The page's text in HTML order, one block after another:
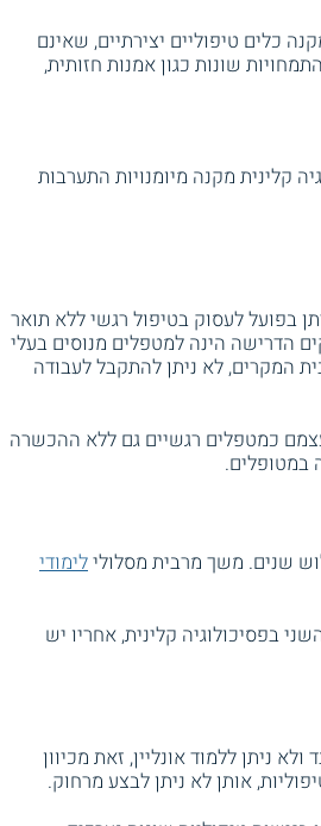
כלים טיפוליים יצירתיים, שאינם
שונות כגון אמנות חזותית,
קלינית מקנה מיומנויות התערבות
בפועל לעסוק בטיפול רגשי ללא תואר
הדרישה הינה למטפלים מנוסים בעלי
המקרים, לא ניתן להתקבל לעבודה
כמטפלים רגשיים גם ללא ההכשרה
במטופלים.
שנים. משך מרבית מסלולילימודי
בפסיכולוגיה קלינית, אחריו יש
ניתן ללמוד אונליין, זאת מכיוון
אותן לא ניתן לבצע מרחוק.